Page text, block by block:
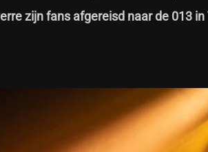
zijn fans afgereisd naar de 013